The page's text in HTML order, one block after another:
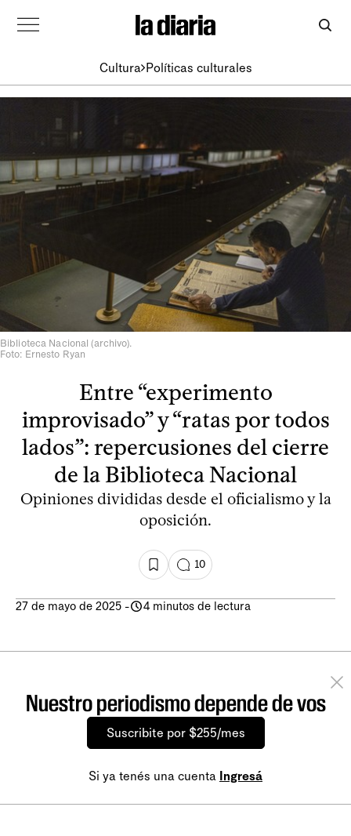
Cultura Políticas culturales
Biblioteca Nacional (archivo).
Foto: Ernesto Ryan
Entre “experimento
improvisado” y “ratas por todos
lados”: repercusiones del cierre
de la Biblioteca Nacional
Opiniones divididas desde el oficialismo y la
oposición.
10
27 de mayo de 2025 - 4 minutos de lectura
Nuestro periodismo depende de vos
Suscribite por $255/mes
Si ya tenés una cuenta Ingresá